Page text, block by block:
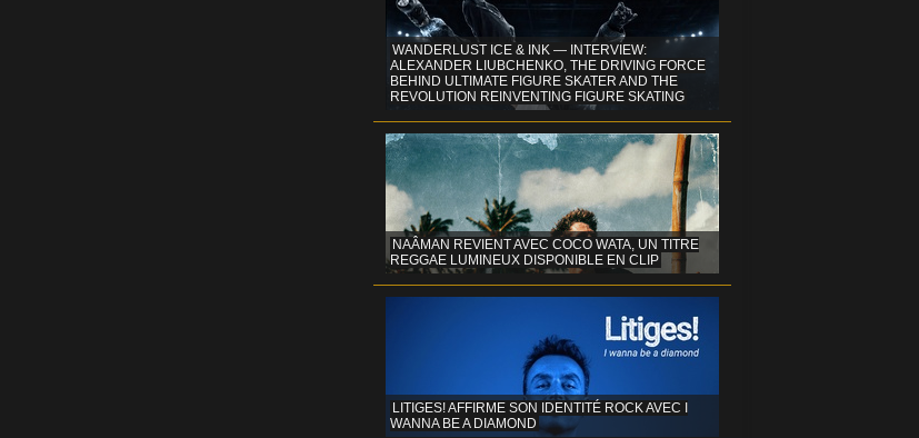
WANDERLUST ICE & INK — INTERVIEW:
ALEXANDER LIUBCHENKO, THE DRIVING FORCE
BEHIND ULTIMATE FIGURE SKATER AND THE
REVOLUTION REINVENTING FIGURE SKATING
NAÂMAN REVIENT AVEC COCO WATA, UN TITRE
REGGAE LUMINEUX DISPONIBLE EN CLIP
LITIGES! AFFIRME SON IDENTITÉ ROCK AVEC I
WANNA BE A DIAMOND